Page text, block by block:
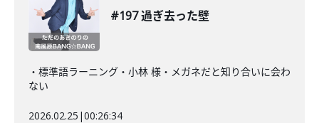
#197 過ぎ去った壁
・標準語ラーニング・小林 様・メガネだと知り合いに会わ
ない
2026.02.25 |00:26:34